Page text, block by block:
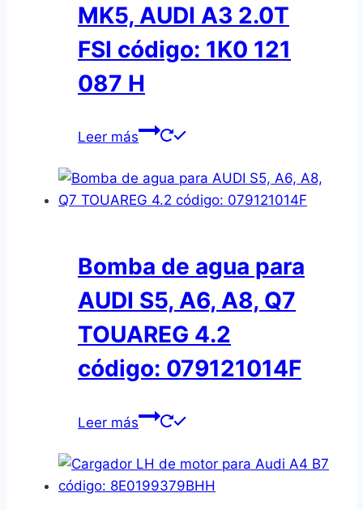
MK5, AUDI A3 2.0T
FSI código: 1K0 121
087 H
Leer más
Bomba de agua para
AUDI S5, A6, A8, Q7
TOUAREG 4.2
código: 079121014F
Leer más